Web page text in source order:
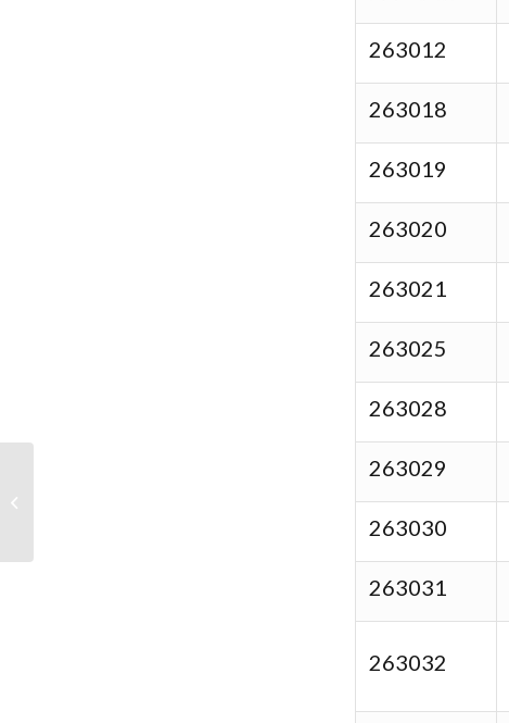
263012
263018
263019
263020
263021
263025
263028
263029
263030
263031
263032